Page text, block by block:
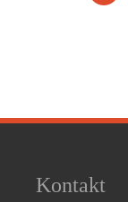
Kontakt